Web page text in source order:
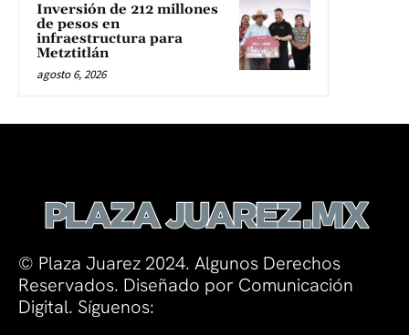
Inversión de 212 millones
de pesos en
infraestructura para
Metztitlán
agosto 6, 2026
© Plaza Juarez 2024. Algunos Derechos
Reservados. Diseñado por Comunicación
Digital. Síguenos: